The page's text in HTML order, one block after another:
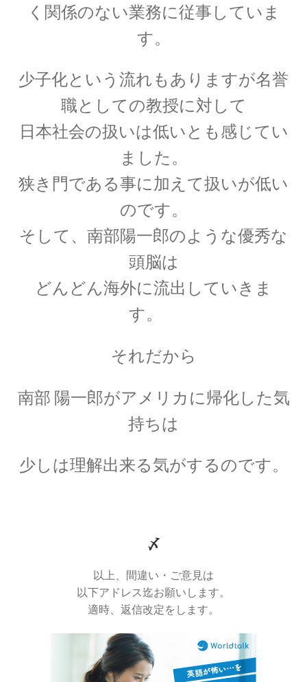
【第一回のノーベル賞受賞者・電子の蛍光現象
を実用化】
W・C・ヴィーン
【黒体放射の研究やウィーンの法則
をもたらした物性研究の先駆者】
W・E・パウリ
律とパリティーを発見】
【トピック‐初稿2020年度11月】
【書評・トピックの情報も残しま
す】
お雇い外人のトマス・メンデンホール
【明治時代の創設期に東京大学で若者を育てま
く関係のない業務に従事していま
す。
少子化という流れもありますが名誉
職としての教授に対して
日本社会の扱いは低いとも感じてい
ました。
狭き門である事に加えて扱いが低い
のです。
そして、南部陽一郎のような優秀な
頭脳は
どんどん海外に流出していきま
す。
それだから
南部 陽一郎がアメリカに帰化した気
持ちは
少しは理解出来る気がするのです。
〆
以上、間違い・ご意見は
以下アドレス迄お願いします。
適時、返信改定をします。